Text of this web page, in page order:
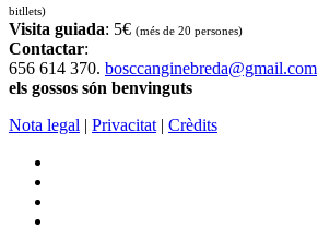
bitllets)
Visita guiada: 5€ (més de 20 persones)
Contactar:
656 614 370. bosccanginebreda@gmail.com
els gossos són benvinguts
Nota legal | Privacitat | Crèdits